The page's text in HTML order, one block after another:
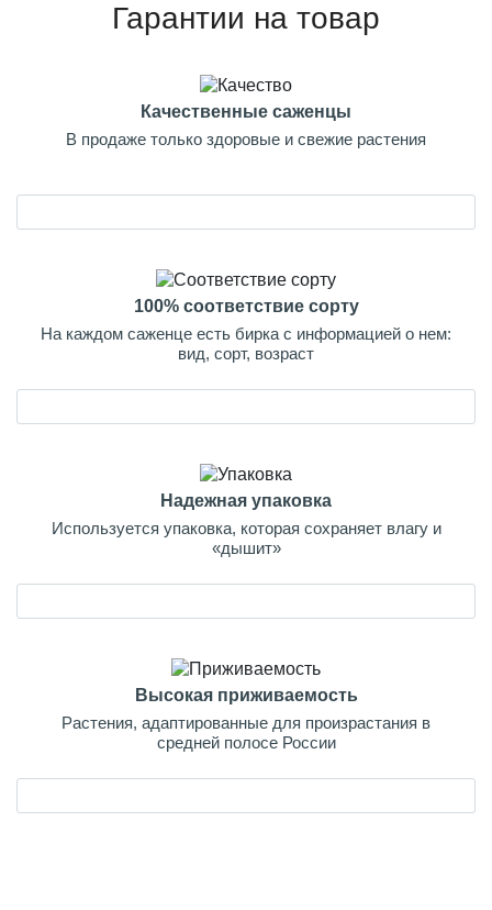
Гарантии на товар
Качественные саженцы
В продаже только здоровые и свежие растения
100% соответствие сорту
На каждом саженце есть бирка с информацией о нем:
вид, сорт, возраст
Надежная упаковка
Используется упаковка, которая сохраняет влагу и
«дышит»
Высокая приживаемость
Растения, адаптированные для произрастания в
средней полосе России